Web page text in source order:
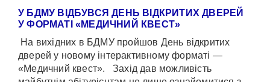
У БДМУ ВІДБУВСЯ ДЕНЬ ВІДКРИТИХ ДВЕРЕЙ
У ФОРМАТІ «МЕДИЧНИЙ КВЕСТ»
На вихідних в БДМУ пройшов День відкритих
дверей у новому інтерактивному форматі —
«Медичний квест». Захід дав можливість